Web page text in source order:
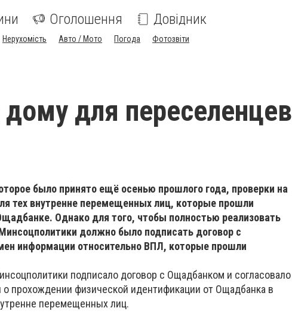
Оголошення Довідник
Нерухомість Авто / Мото Погода Фотозвіти
для переселенцев
было принято ещё осенью прошлого года, проверки на
тех внутренне перемещенных лиц, которые прошли
Однако для того, чтобы полностью реализовать
должно было подписать договор с
информации относительно ВПЛ, которые прошли
подписало договор с Ощадбанком и согласовало
прохождении физической идентификации от Ощадбанка в
перемещенных лиц.